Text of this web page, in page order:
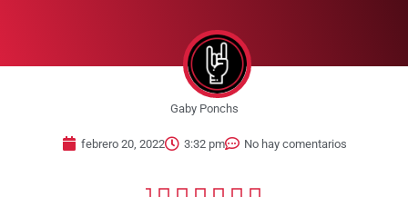
Gaby Ponchs
febrero 20, 2022 3:32 pm No hay comentarios